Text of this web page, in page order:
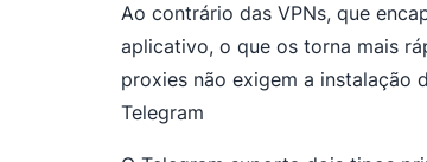
Ao contrário das VPNs, que
aplicativo, o que os torna mais
proxies não exigem a instalação
Telegram